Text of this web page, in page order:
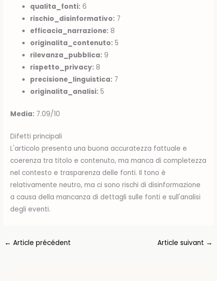
qualita_fonti: 6
rischio_disinformativo: 7
efficacia_narrazione: 8
originalita_contenuto: 5
rilevanza_pubblica: 9
rispetto_privacy: 8
precisione_linguistica: 7
originalita_analisi: 5
Media: 7.09/10
Difetti principali
L'articolo presenta una buona accuratezza fattuale e
coerenza tra titolo e contenuto, ma manca di completezza
nel contesto e trasparenza delle fonti. Il tono è
relativamente neutro, ma ci sono rischi di disinformazione
a causa della mancanza di dettagli sulle fonti e sull'analisi
degli eventi.
← Article précédent Article suivant →